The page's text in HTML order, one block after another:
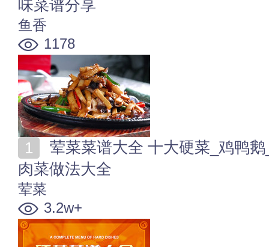
味菜谱分享
鱼香
1178
肉菜做法大全
荤菜
3.2w+